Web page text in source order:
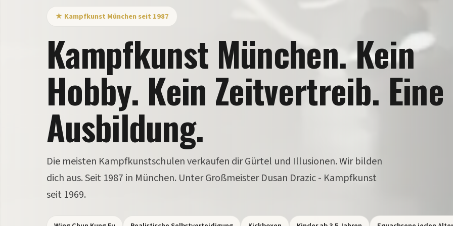
★ Kampfkunst München seit 1987
Kampfkunst München. Kein
Hobby. Kein Zeitvertreib. Eine
Ausbildung.
Die meisten Kampfkunstschulen verkaufen dir Gürtel und Illusionen. Wir bilden
dich aus. Seit 1987 in München. Unter Großmeister Dusan Drazic - Kampfkunst
seit 1969.